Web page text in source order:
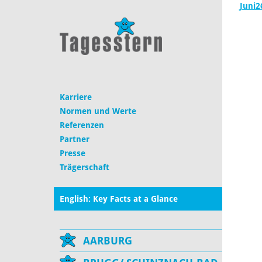
Karriere
Normen und Werte
Referenzen
Partner
Presse
Trägerschaft
English: Key Facts at a Glance
AARBURG